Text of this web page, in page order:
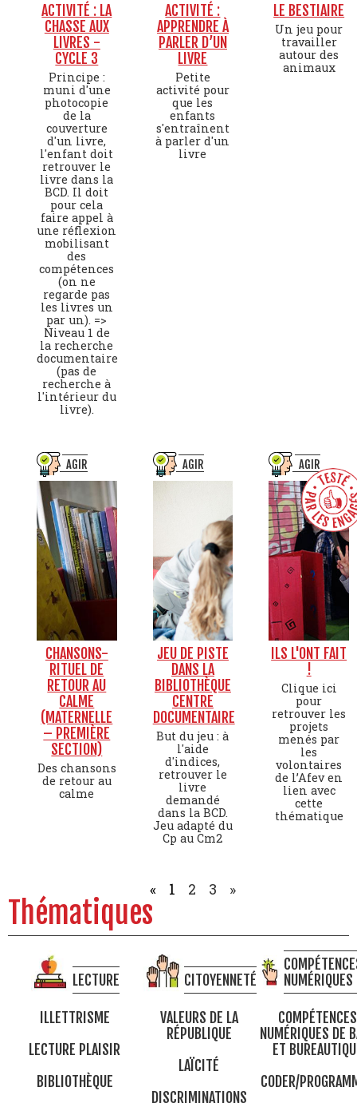
ACTIVITÉ : LA
CHASSE AUX
LIVRES -
CYCLE 3
Principe :
muni d'une
photocopie
de la
couverture
d'un livre,
l'enfant doit
retrouver le
livre dans la
BCD. Il doit
pour cela
faire appel à
une réflexion
mobilisant
des
compétences
(on ne
regarde pas
les livres un
par un). =>
Niveau 1 de
la recherche
documentaire
(pas de
recherche à
l'intérieur du
livre).
ACTIVITÉ :
APPRENDRE À
PARLER D’UN
LIVRE
Petite
activité pour
que les
enfants
s'entraînent
à parler d'un
livre
LE BESTIAIRE
Un jeu pour
travailler
autour des
animaux
AGIR
CHANSONS-
RITUEL DE
RETOUR AU
CALME
(MATERNELLE
– PREMIÈRE
SECTION)
Des chansons
de retour au
calme
AGIR
JEU DE PISTE
DANS LA
BIBLIOTHÈQUE
CENTRE
DOCUMENTAIRE
But du jeu : à
l'aide
d'indices,
retrouver le
livre
demandé
dans la BCD.
Jeu adapté du
Cp au Cm2
AGIR
ILS L'ONT FAIT
!
Clique ici
pour
retrouver les
projets
menés par
les
volontaires
de l’Afev en
lien avec
cette
thématique
« 1 2 3 »
Thématiques
LECTURE
ILLETTRISME
LECTURE PLAISIR
BIBLIOTHÈQUE
CITOYENNETÉ
VALEURS DE LA
RÉPUBLIQUE
LAÏCITÉ
DISCRIMINATIONS
NUMÉRIQUES
COMPÉTENCES
NUMÉRIQUES DE
ET
CODER/